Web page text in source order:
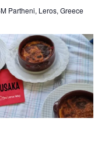
Partheni, Leros, Greece